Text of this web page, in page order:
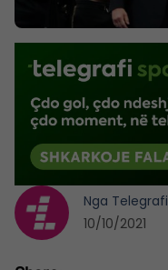
Nga Telegrafi
10/10/2021